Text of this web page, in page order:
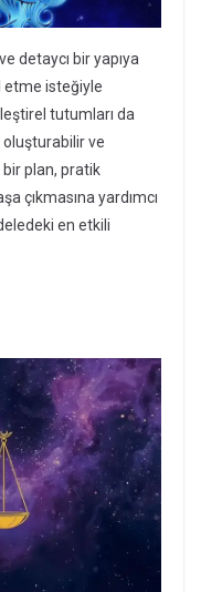
detaycı bir yapıya
etme isteğiyle
tutumları da
ve
plan, pratik
çıkmasına yardımcı
en etkili